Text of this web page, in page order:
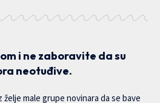
i ne zaboravite da su
neotuđive.
male grupe novinara da se bave